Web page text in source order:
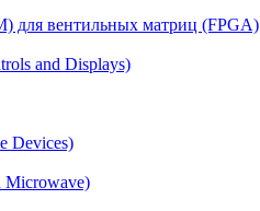
вентильных матриц (FPGA)
and Displays)
Devices)
Microwave)